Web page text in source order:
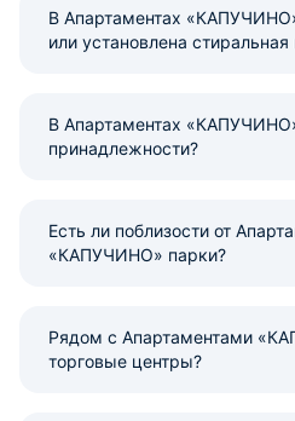
В Апартаментах
или установлена
В Апартаментах
принадлежности?
Есть ли поблизости от
«КАПУЧИНО» парки?
Рядом с Апартаментами
торговые центры?